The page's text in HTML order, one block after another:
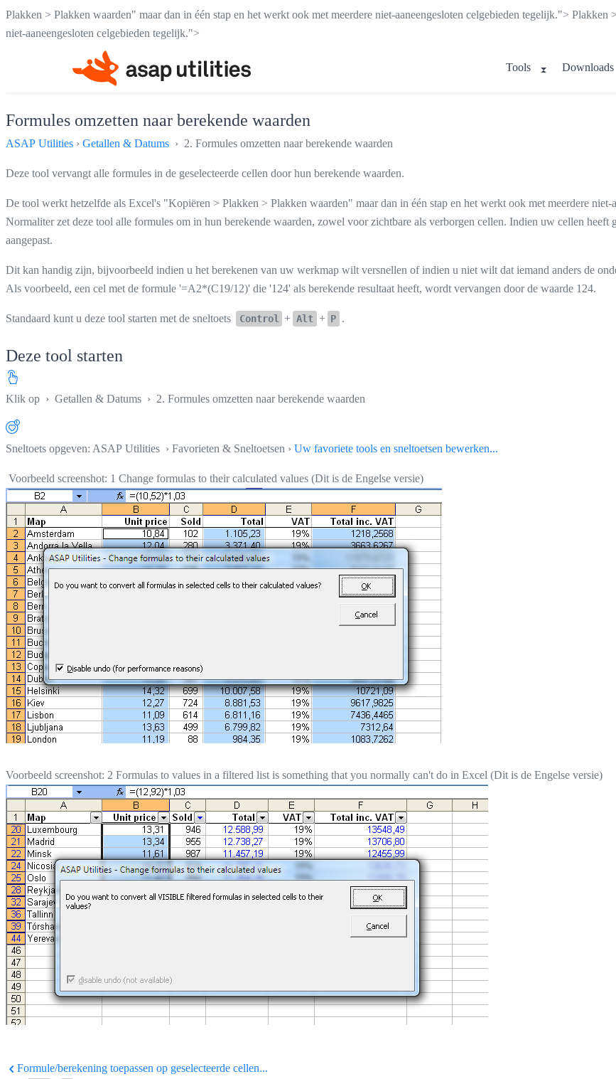
Plakken > Plakken waarden" maar dan in één stap en het werkt ook met meerdere niet-aaneengesloten celgebieden tegelijk."> Plakken
niet-aaneengesloten celgebieden tegelijk.">
Tools Downloads
Formules omzetten naar berekende waarden
ASAP Utilities › Getallen & Datums › 2. Formules omzetten naar berekende waarden
Deze tool vervangt alle formules in de geselecteerde cellen door hun berekende waarden.
De tool werkt hetzelfde als Excel's "Kopiëren > Plakken > Plakken waarden" maar dan in één stap en het werkt ook met meerdere niet-
Normaliter zet deze tool alle formules om in hun berekende waarden, zowel voor zichtbare als verborgen cellen. Indien uw cellen heeft
aangepast.
Dit kan handig zijn, bijvoorbeeld indien u het berekenen van uw werkmap wilt versnellen of indien u niet wilt dat iemand anders de
Als voorbeeld, een cel met de formule '=A2*(C19/12)' die '124' als berekende resultaat heeft, wordt vervangen door de waarde 124.
Standaard kunt u deze tool starten met de sneltoets Control + Alt + P .
Deze tool starten
Klik op › Getallen & Datums › 2. Formules omzetten naar berekende waarden
Sneltoets opgeven: ASAP Utilities › Favorieten & Sneltoetsen › Uw favoriete tools en sneltoetsen bewerken...
Voorbeeld screenshot: 1 Change formulas to their calculated values (Dit is de Engelse versie)
Voorbeeld screenshot: 2 Formulas to values in a filtered list is something that you normally can't do in Excel (Dit is de Engelse versie)
Formule/berekening toepassen op geselecteerde cellen...